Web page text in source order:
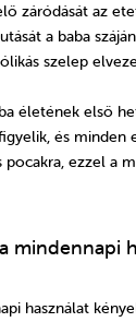
záródását az
a baba
szelep
életének első
és minden
ezzel a
mindennapi
használat